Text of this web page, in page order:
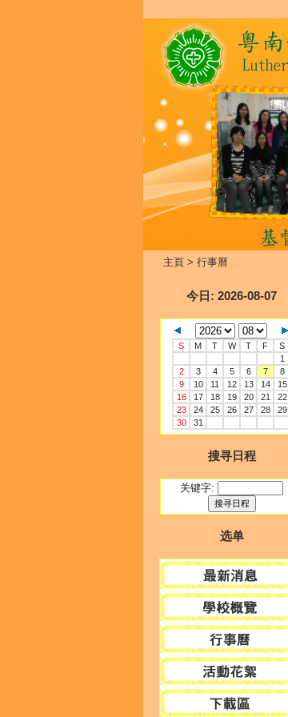
主頁> 行事曆
今日 : 2026-08-07
S M T W T F
S
1
2
3 4 5 6 7
8
9
10 11 12 13 14
15
16
17 18 19 20 21
22
23
24 25 26 27 28
29
30
31
搜寻日程
关键字:
选单